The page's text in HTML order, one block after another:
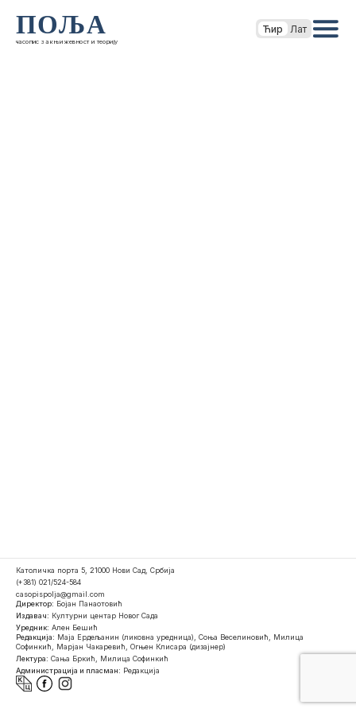
ПОЉА
часопис за књижевност и теорију
Ћир Лат
Католичка порта 5, 21000 Нови Сад, Србија
(+381) 021/524-584
casopispolja@gmail.com
Директор: Бојан Панаотовић
Издавач: Културни центар Новог Сада
Уредник: Ален Бешић
Редакција: Маја Ердељанин (ликовна уредница), Соња Веселиновић, Милица
Софинкић, Марјан Чакаревић, Огњен Клисара (дизајнер)
Лектура: Сања Бркић, Милица Софинкић
Администрација и пласман: Редакција